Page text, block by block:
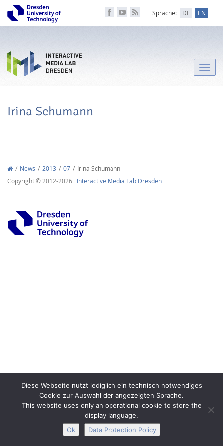
Sprache: DE EN
Toggle
Irina Schumann
News 2013 07
Irina Schumann
Copyright © 2012-2026 Interactive Media Lab Dresden
Diese Webseite nutzt lediglich ein technisch notwendiges
Cookie zur Auswahl der angezeigten Sprache.
This website uses only an operational cookie to store the
display language.
Ok
Data Protection Policy